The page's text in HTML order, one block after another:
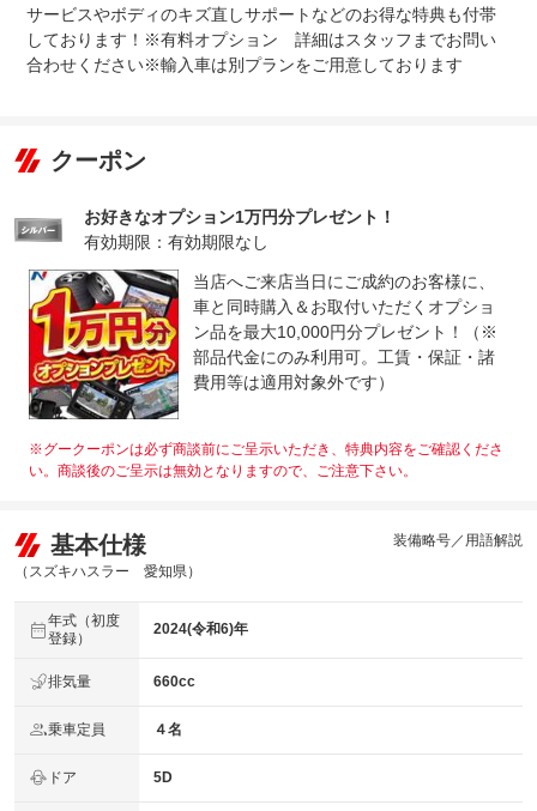
サービスやボディのキズ直しサポートなどのお得な特典も付帯
しております！※有料オプション 詳細はスタッフまでお問い
合わせください※輸入車は別プランをご用意しております
クーポン
お好きなオプション1万円分プレゼント！
有効期限：有効期限なし
当店へご来店当日にご成約のお客様に、
車と同時購入＆お取付いただくオプショ
ン品を最大10,000円分プレゼント！（※
部品代金にのみ利用可。工賃・保証・諸
費用等は適用対象外です）
※グークーポンは必ず商談前にご呈示いただき、特典内容をご確認くださ
い。商談後のご呈示は無効となりますので、ご注意下さい。
基本仕様
（スズキハスラー 愛知県）
装備略号／用語解説
年式（初度
登録）
2024(令和6)年
排気量 660cc
乗車定員 ４名
ドア 5D